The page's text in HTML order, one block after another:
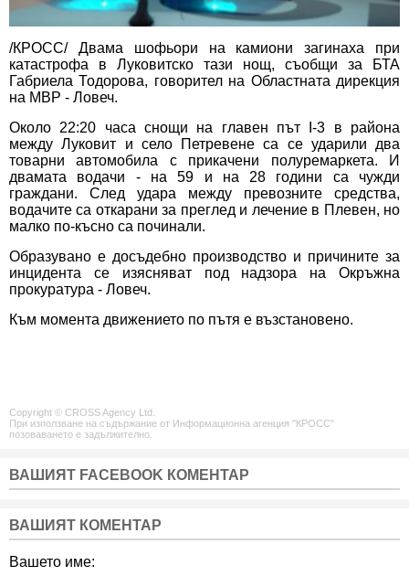
/КРОСС/ Двама шофьори на камиони загинаха при
катастрофа в Луковитско тази нощ, съобщи за БТА
Габриела Тодорова, говорител на Областната дирекция
на МВР - Ловеч.
Около 22:20 часа снощи на главен път I-3 в района
между Луковит и село Петревене са се ударили два
товарни автомобила с прикачени полуремаркета. И
двамата водачи - на 59 и на 28 години са чужди
граждани. След удара между превозните средства,
водачите са откарани за преглед и лечение в Плевен, но
малко по-късно са починали.
Образувано е досъдебно производство и причините за
инцидента се изясняват под надзора на Окръжна
прокуратура - Ловеч.
Към момента движението по пътя е възстановено.
Copyright © CROSS Agency Ltd.
При използване на съдържание от Информационна агенция "КРОСС"
позоваването е задължително.
ВАШИЯТ FACEBOOK КОМЕНТАР
ВАШИЯТ КОМЕНТАР
Вашето име: